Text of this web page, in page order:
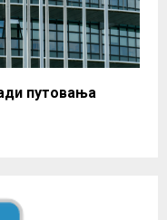
путовања